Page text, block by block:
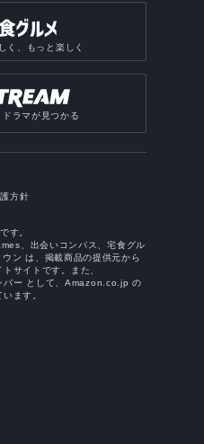
く、もっと楽しく
ラマが見つかる
方針
す。
、出会いコンパス、宅食グル
ン は、掲載商品の提供元から
サイトです。また、
ー として、Amazon.co.jp の
ます。